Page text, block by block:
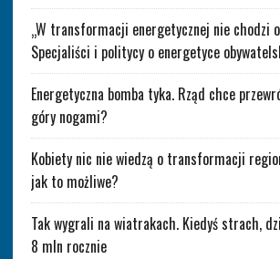
„W transformacji energetycznej nie chodzi
Specjaliści i politycy o energetyce
Energetyczna bomba tyka. Rząd chce
góry nogami?
Kobiety nic nie wiedzą o transformacji
jak to możliwe?
Tak wygrali na wiatrakach. Kiedyś strach,
8 mln rocznie